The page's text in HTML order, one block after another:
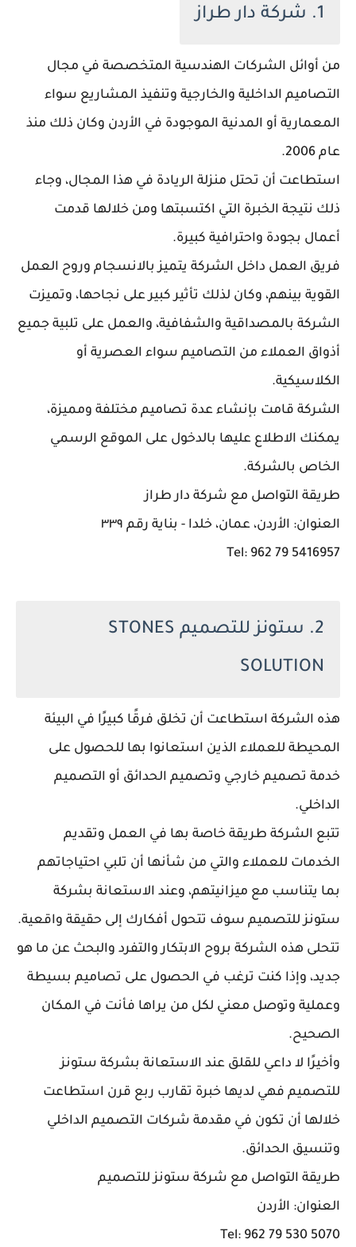
1. شركة دار طراز
من أوائل الشركات الهندسية المتخصصة في مجال
التصاميم الداخلية والخارجية وتنفيذ المشاريع سواء
المعمارية أو المدنية الموجودة في الأردن وكان ذلك منذ
عام 2006.
استطاعت أن تحتل منزلة الريادة في هذا المجال، وجاء
ذلك نتيجة الخبرة التي اكتسبتها ومن خلالها قدمت
أعمال بجودة واحترافية كبيرة.
فريق العمل داخل الشركة يتميز بالانسجام وروح العمل
القوية بينهم، وكان لذلك تأثير كبير على نجاحها، وتميزت
الشركة بالمصداقية والشفافية، والعمل على تلبية جميع
أذواق العملاء من التصاميم سواء العصرية أو
الكلاسيكية.
الشركة قامت بإنشاء عدة تصاميم مختلفة ومميزة،
يمكنك الاطلاع عليها بالدخول على الموقع الرسمي
الخاص بالشركة.
طريقة التواصل مع شركة دار طراز
العنوان: الأردن، عمان، خلدا - بناية رقم ٣٣٩
Tel: 962 79 5416957
2. ستونز للتصميم STONES
SOLUTION
هذه الشركة استطاعت أن تخلق فرقًا كبيرًا في البيئة
المحيطة للعملاء الذين استعانوا بها للحصول على
خدمة تصميم خارجي وتصميم الحدائق أو التصميم
الداخلي.
تتبع الشركة طريقة خاصة بها في العمل وتقديم
الخدمات للعملاء والتي من شأنها أن تلبي احتياجاتهم
بما يتناسب مع ميزانيتهم، وعند الاستعانة بشركة
ستونز للتصميم سوف تتحول أفكارك إلى حقيقة واقعية.
تتحلى هذه الشركة بروح الابتكار والتفرد والبحث عن ما هو
جديد، وإذا كنت ترغب في الحصول على تصاميم بسيطة
وعملية وتوصل معني لكل من يراها فأنت في المكان
الصحيح.
وأخيرًا لا داعي للقلق عند الاستعانة بشركة ستونز
للتصميم فهي لديها خبرة تقارب ربع قرن استطاعت
خلالها أن تكون في مقدمة شركات التصميم الداخلي
وتنسيق الحدائق.
طريقة التواصل مع شركة ستونز للتصميم
العنوان: الأردن
Tel: 962 79 530 5070